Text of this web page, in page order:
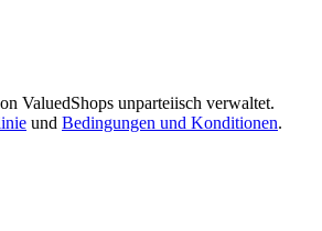
ValuedShops unparteiisch verwaltet.
und Bedingungen und Konditionen.